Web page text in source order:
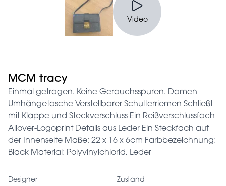
Video
MCM tracy
Einmal getragen. Keine Gerauchsspuren. Damen
Umhängetasche Verstellbarer Schulterriemen Schließt
mit Klappe und Steckverschluss Ein Reißverschlussfach
Allover-Logoprint Details aus Leder Ein Steckfach auf
der Innenseite Maße: 22 x 16 x 6cm Farbbezeichnung:
Black Material: Polyvinylchlorid, Leder
Designer
Zustand